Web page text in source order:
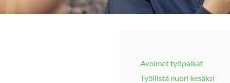
Avoimet työpaikat
Työllistä nuori kesäksi